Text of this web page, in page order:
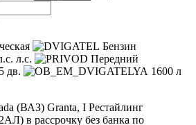
Бензин
л.с.
Передний
дв.
1600 л